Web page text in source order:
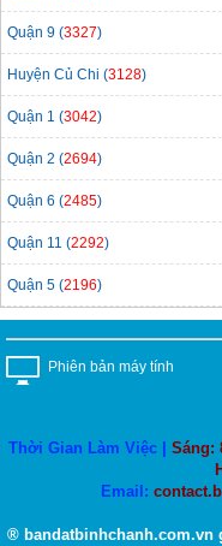
Quận 9 (3327)
Huyện Củ Chi (3128)
Quận 1 (3042)
Quận 2 (2694)
Quận 6 (2485)
Quận 11 (2292)
Quận 5 (2196)
Phiên bản máy tính
Thời Gian Làm Việc | Sáng:
Email:
® bandatbinhchanh.com.vn